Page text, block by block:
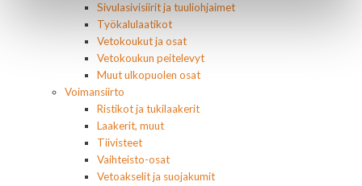
Sivulasivisiirit ja tuuliohjaimet
Työkalulaatikot
Vetokoukut ja osat
Vetokoukun peitelevyt
Muut ulkopuolen osat
Voimansiirto
Ristikot ja tukilaakerit
Laakerit, muut
Tiivisteet
Vaihteisto-osat
Vetoakselit ja suojakumit